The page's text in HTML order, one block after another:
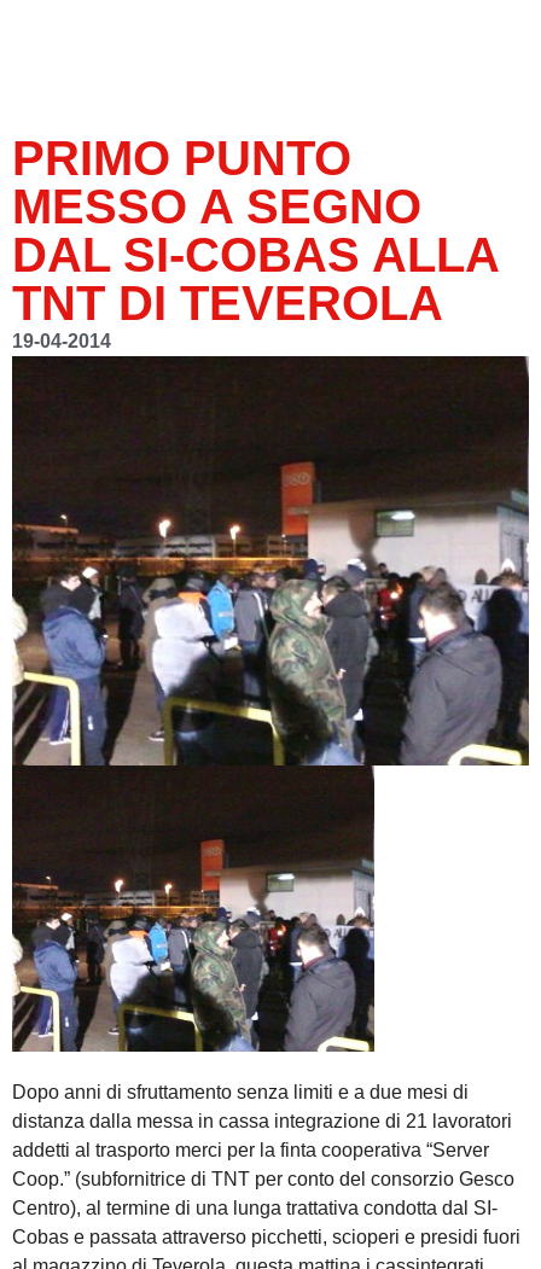
PRIMO PUNTO
MESSO A SEGNO
DAL SI-COBAS ALLA
TNT DI TEVEROLA
19-04-2014
Dopo anni di sfruttamento senza limiti e a due mesi di
distanza dalla messa in cassa integrazione di 21 lavoratori
addetti al trasporto merci per la finta cooperativa “Server
Coop.” (subfornitrice di TNT per conto del consorzio Gesco
Centro), al termine di una lunga trattativa condotta dal SI-
Cobas e passata attraverso picchetti, scioperi e presidi fuori